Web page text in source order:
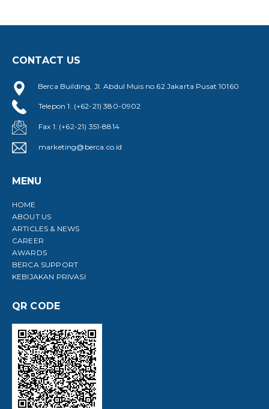
CONTACT US
Berca Building, Jl. Abdul Muis no.62 Jakarta Pusat 10160
Telepon 1: (+62-21) 380-0902
Fax 1: (+62-21) 351-8814
marketing@berca.co.id
MENU
HOME
ABOUT US
ARTICLES & NEWS
CAREER
AWARDS
BERCA SUPPORT
KEBIJAKAN PRIVASI
QR CODE